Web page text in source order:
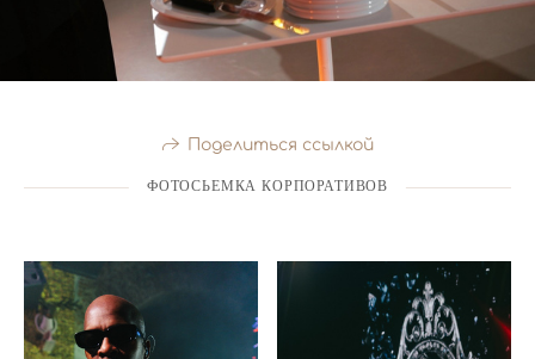
Поделиться ссылкой
ФОТОСЬЕМКА КОРПОРАТИВОВ